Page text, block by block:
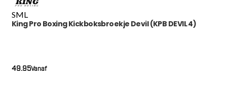
SML
King Pro Boxing Kickboksbroekje Devil (KPB DEVIL 4)
Vanaf
49.95